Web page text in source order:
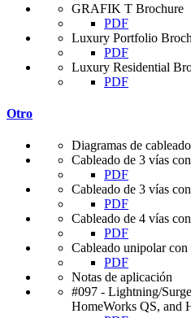
GRAFIK T Brochure
PDF
Luxury Portfolio
PDF
Luxury Residential
PDF
Otro
Diagramas de cableado
Cableado de 3 vías
PDF
Cableado de 3 vías
PDF
Cableado de 4 vías
PDF
Cableado unipolar con
PDF
Notas de aplicación
#097 - Lightning/
HomeWorks QS, and